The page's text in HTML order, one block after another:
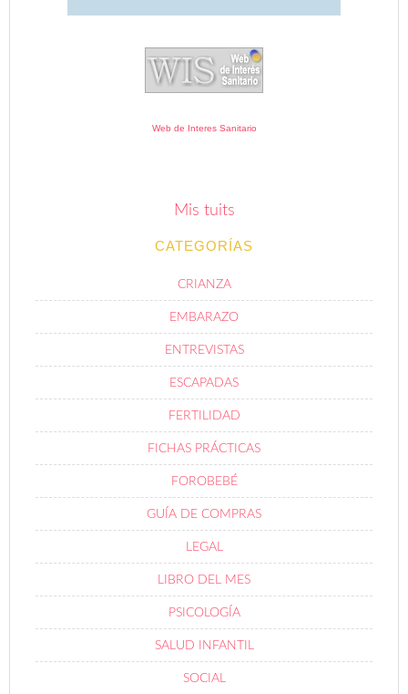
Web de Interes Sanitario
Mis tuits
CATEGORÍAS
CRIANZA
EMBARAZO
ENTREVISTAS
ESCAPADAS
FERTILIDAD
FICHAS PRÁCTICAS
FOROBEBÉ
GUÍA DE COMPRAS
LEGAL
LIBRO DEL MES
PSICOLOGÍA
SALUD INFANTIL
SOCIAL